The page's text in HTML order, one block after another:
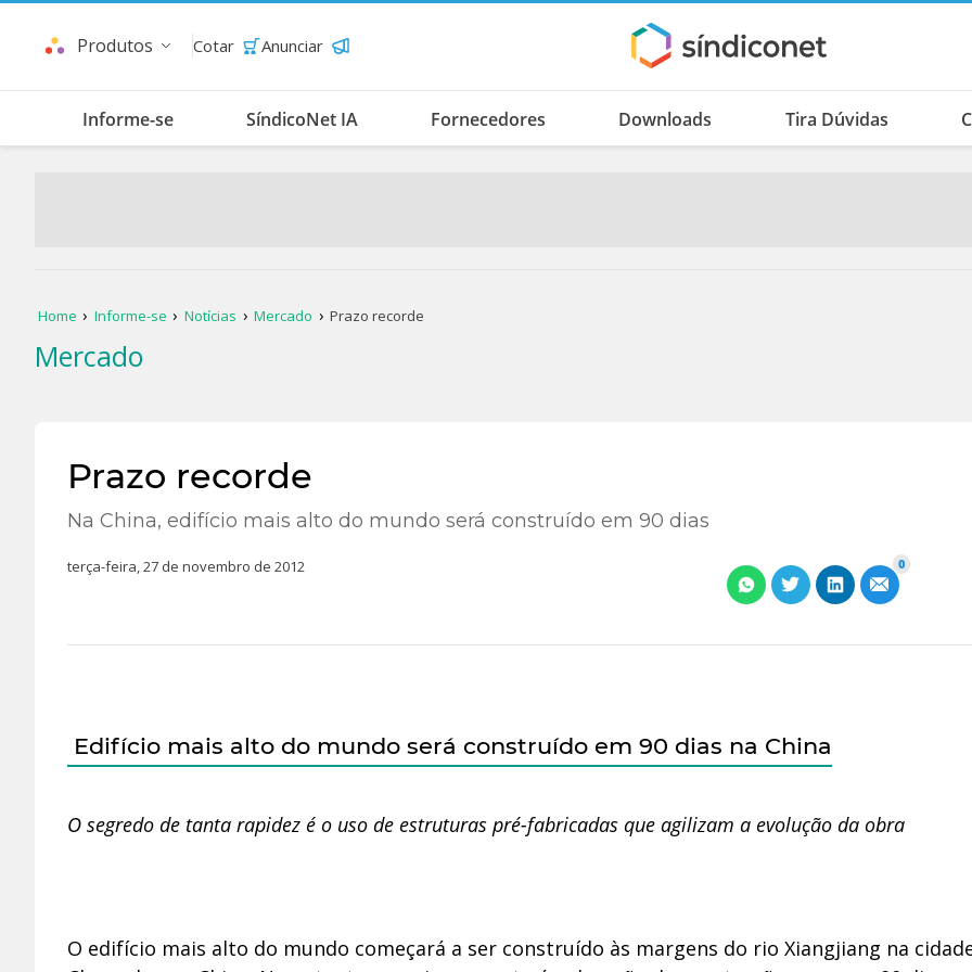
Produtos Cotar Anunciar
Informe-se SíndicoNet IA Fornecedores Downloads Tira Dúvidas
Home Informe-se Notícias Mercado Prazo recorde
Mercado
Prazo recorde
Na China, edifício mais alto do mundo será construído em 90 dias
terça-feira, 27 de novembro de 2012 0
Edifício mais alto do mundo será construído em 90 dias na China
O segredo de tanta rapidez é o uso de estruturas pré-fabricadas que agilizam a evolução da obra
O edifício mais alto do mundo começará a ser construído às margens do rio Xiangjiang na